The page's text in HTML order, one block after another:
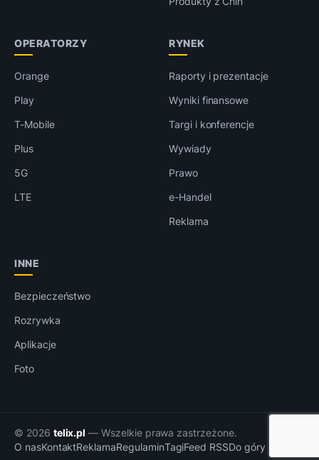
OPERATORZY
Orange
Play
T-Mobile
Plus
5G
LTE
RYNEK
Raporty i prezentacje
Wyniki finansowe
Targi i konferencje
Wywiady
Prawo
e-Handel
Reklama
INNE
Bezpieczeństwo
Rozrywka
Aplikacje
Foto
© 2026 telix.pl — Wszelkie prawa zastrzeżone.
O nasKontaktReklamaRegulaminTagiFeed RSSDo góry ↑